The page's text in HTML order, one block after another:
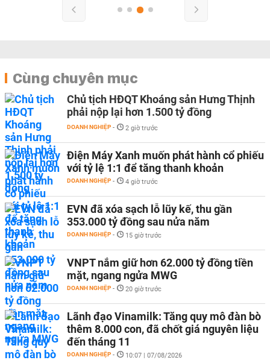
Cùng chuyên mục
Chủ tịch HĐQT Khoáng sản Hưng Thịnh
phải nộp lại hơn 1.500 tỷ đồng
DOANH NGHIỆP - 2 giờ trước
Điện Máy Xanh muốn phát hành cổ phiếu
với tỷ lệ 1:1 để tăng thanh khoản
DOANH NGHIỆP - 4 giờ trước
EVN đã xóa sạch lỗ lũy kế, thu gần
353.000 tỷ đồng sau nửa năm
DOANH NGHIỆP - 15 giờ trước
VNPT nắm giữ hơn 62.000 tỷ đồng tiền
mặt, ngang ngửa MWG
DOANH NGHIỆP - 20 giờ trước
Lãnh đạo Vinamilk: Tăng quy mô đàn bò
thêm 8.000 con, đã chốt giá nguyên liệu
đến tháng 11
DOANH NGHIỆP - 10:07 | 07/08/2026